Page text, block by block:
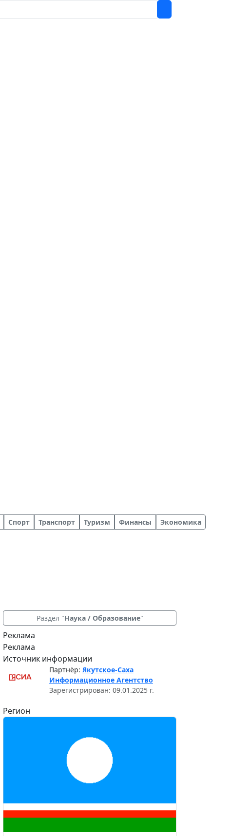
Спорт Транспорт Туризм Финансы
Экономика
Раздел "Наука / Образование"
Реклама
Реклама
Источник информации
Партнёр: Якутское-Саха
Информационное Агентство
Зарегистрирован: 09.01.2025 г.
Регион